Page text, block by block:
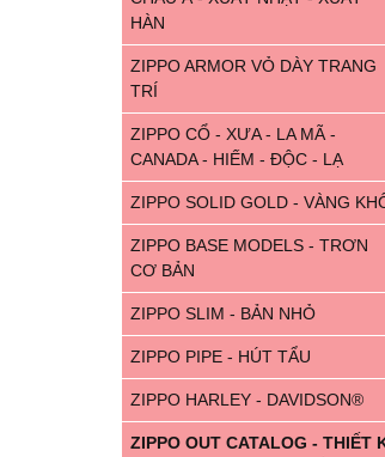
HÀN
ZIPPO ARMOR VỎ DÀY TRANG
TRÍ
ZIPPO CỔ - XƯA - LA MÃ -
CANADA - HIẾM - ĐỘC - LẠ
ZIPPO SOLID GOLD - VÀNG
ZIPPO BASE MODELS - TRƠN
CƠ BẢN
ZIPPO SLIM - BẢN NHỎ
ZIPPO PIPE - HÚT TẨU
ZIPPO HARLEY - DAVIDSON®
ZIPPO OUT CATALOG - THIẾT